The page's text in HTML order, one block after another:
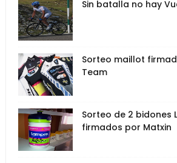
Sin batalla no hay
Sorteo maillot
Team
Sorteo de 2 bidones
firmados por Matxin